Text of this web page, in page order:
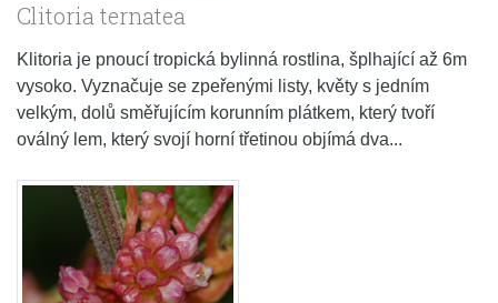
Clitoria ternatea
Klitoria je pnoucí tropická bylinná rostlina, šplhající až 6m
vysoko. Vyznačuje se zpeřenými listy, květy s jedním
velkým, dolů směřujícím korunním plátkem, který tvoří
oválný lem, který svojí horní třetinou objímá dva...